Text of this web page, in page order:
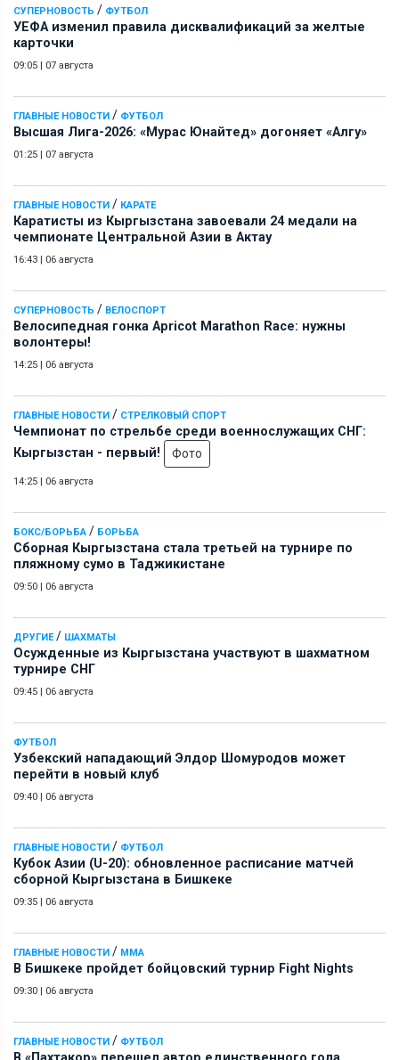
СУПЕРНОВОСТЬ / ФУТБОЛ
УЕФА изменил правила дисквалификаций за желтые
карточки
09:05 | 07 августа
ГЛАВНЫЕ НОВОСТИ / ФУТБОЛ
Высшая Лига-2026: «Мурас Юнайтед» догоняет «Алгу»
01:25 | 07 августа
ГЛАВНЫЕ НОВОСТИ / КАРАТЕ
Каратисты из Кыргызстана завоевали 24 медали на
чемпионате Центральной Азии в Актау
16:43 | 06 августа
СУПЕРНОВОСТЬ / ВЕЛОСПОРТ
Велосипедная гонка Apricot Marathon Race: нужны
волонтеры!
14:25 | 06 августа
ГЛАВНЫЕ НОВОСТИ / СТРЕЛКОВЫЙ СПОРТ
Чемпионат по стрельбе среди военнослужащих СНГ:
Кыргызстан - первый!
Фото
14:25 | 06 августа
БОКС/БОРЬБА / БОРЬБА
Сборная Кыргызстана стала третьей на турнире по
пляжному сумо в Таджикистане
09:50 | 06 августа
ДРУГИЕ/ ШАХМАТЫ
Осужденные из Кыргызстана участвуют в шахматном
турнире СНГ
09:45 | 06 августа
ФУТБОЛ
Узбекский нападающий Элдор Шомуродов может
перейти в новый клуб
09:40 | 06 августа
ГЛАВНЫЕ НОВОСТИ / ФУТБОЛ
Кубок Азии (U-20): обновленное расписание матчей
сборной Кыргызстана в Бишкеке
09:35 | 06 августа
ГЛАВНЫЕ НОВОСТИ / ММА
В Бишкеке пройдет бойцовский турнир Fight Nights
09:30 | 06 августа
ГЛАВНЫЕ НОВОСТИ / ФУТБОЛ